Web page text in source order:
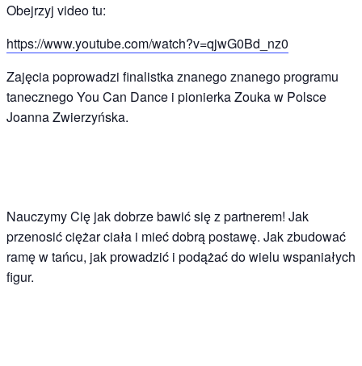
Obejrzyj video tu:
https://www.youtube.com/watch?v=qjwG0Bd_nz0
Zajęcia poprowadzi finalistka znanego znanego programu
tanecznego You Can Dance i pionierka Zouka w Polsce
Joanna Zwierzyńska.
Nauczymy Cię jak dobrze bawić się z partnerem! Jak
przenosić ciężar ciała i mieć dobrą postawę. Jak zbudować
ramę w tańcu, jak prowadzić i podążać do wielu wspaniałych
figur.